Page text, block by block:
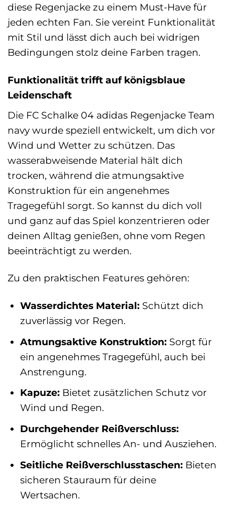
diese Regenjacke zu einem Must-Have für
jeden echten Fan. Sie vereint Funktionalität
mit Stil und lässt dich auch bei widrigen
Bedingungen stolz deine Farben tragen.
Funktionalität trifft auf königsblaue
Leidenschaft
Die FC Schalke 04 adidas Regenjacke Team
navy wurde speziell entwickelt, um dich vor
Wind und Wetter zu schützen. Das
wasserabweisende Material hält dich
trocken, während die atmungsaktive
Konstruktion für ein angenehmes
Tragegefühl sorgt. So kannst du dich voll
und ganz auf das Spiel konzentrieren oder
deinen Alltag genießen, ohne vom Regen
beeinträchtigt zu werden.
Zu den praktischen Features gehören:
Wasserdichtes Material:Schützt dich
zuverlässig vor Regen.
Atmungsaktive Konstruktion:Sorgt für
ein angenehmes Tragegefühl, auch bei
Anstrengung.
Kapuze:Bietet zusätzlichen Schutz vor
Wind und Regen.
Durchgehender Reißverschluss:
Ermöglicht schnelles An- und Ausziehen.
Seitliche Reißverschlusstaschen:Bieten
sicheren Stauraum für deine
Wertsachen.